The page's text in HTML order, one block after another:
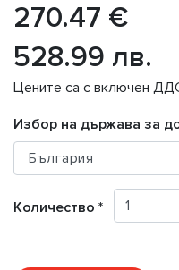
270.47 €
528.99 лв.
Цените са с включен
Избор на държава за
Количество *